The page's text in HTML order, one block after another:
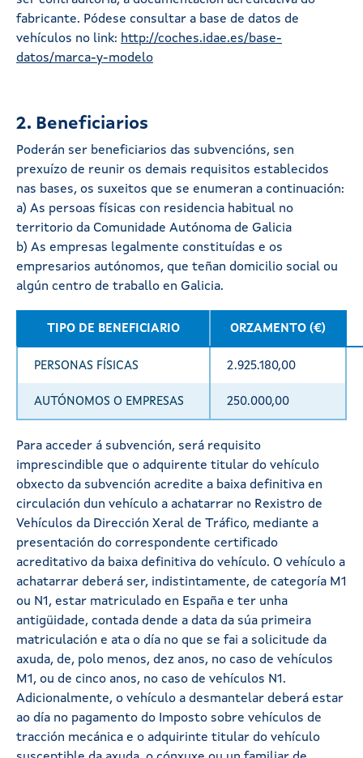
fabricante. Pódese consultar a base de datos de
vehículos no link: http://coches.idae.es/base-
datos/marca-y-modelo
2. Beneficiarios
Poderán ser beneficiarios das subvencións, sen
prexuízo de reunir os demais requisitos establecidos
nas bases, os suxeitos que se enumeran a continuación:
a) As persoas físicas con residencia habitual no
territorio da Comunidade Autónoma de Galicia
b) As empresas legalmente constituídas e os
empresarios autónomos, que teñan domicilio social ou
algún centro de traballo en Galicia.
TIPO DE BENEFICIARIO ORZAMENTO (€)
PERSONAS FÍSICAS 2.925.180,00
AUTÓNOMOS O EMPRESAS 250.000,00
Para acceder á subvención, será requisito
imprescindible que o adquirente titular do vehículo
obxecto da subvención acredite a baixa definitiva en
circulación dun vehículo a achatarrar no Rexistro de
Vehículos da Dirección Xeral de Tráfico, mediante a
presentación do correspondente certificado
acreditativo da baixa definitiva do vehículo. O vehículo a
achatarrar deberá ser, indistintamente, de categoría M1
ou N1, estar matriculado en España e ter unha
antigüidade, contada dende a data da súa primeira
matriculación e ata o día no que se fai a solicitude da
axuda, de, polo menos, dez anos, no caso de vehículos
M1, ou de cinco anos, no caso de vehículos N1.
Adicionalmente, o vehículo a desmantelar deberá estar
ao día no pagamento do Imposto sobre vehículos de
tracción mecánica e o adquirinte titular do vehículo